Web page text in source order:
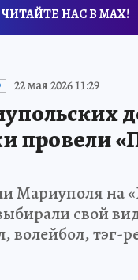
ЧИТАЙТЕ НАС В МАХ!
22 мая 2026 11:29
провели
Мариуполя на
свой
волейбол, тэг-